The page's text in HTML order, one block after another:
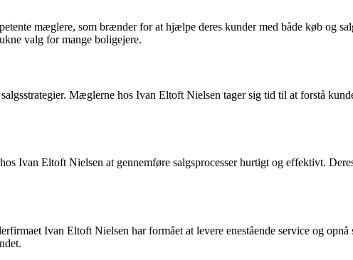
mæglere, som brænder for at hjælpe deres kunder med både køb og
valg for mange boligejere.
Mæglerne hos Ivan Eltoft Nielsen tager sig tid til at forstå
Ivan Eltoft Nielsen at gennemføre salgsprocesser hurtigt og effektivt.
Ivan Eltoft Nielsen har formået at levere enestående service og